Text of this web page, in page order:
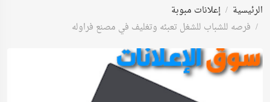
الرئيسية
إعلانات مبوبة
فرصه للشباب للشغل تعبئه وتغليف في مصنع فراوله